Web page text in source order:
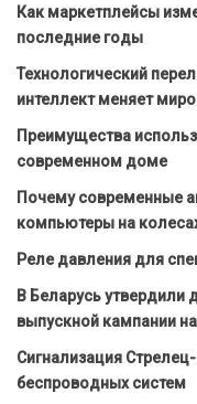
Как маркетплейсы
последние годы
Технологический
интеллект меняет
Преимущества
современном доме
Почему современные
компьютеры на
Реле давления для
В Беларусь утвердили
выпускной кампании
Сигнализация
беспроводных систем